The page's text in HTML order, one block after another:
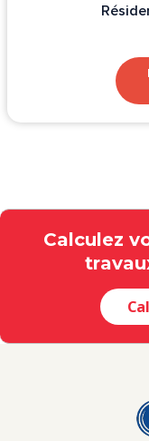
Calculez